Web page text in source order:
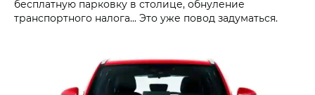
бесплатную парковку в столице, обнуление
транспортного налога... Это уже повод задуматься.